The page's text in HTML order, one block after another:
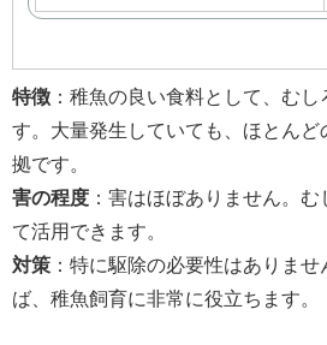
特徴 ：稚魚の良い食料として、む
す。大量発生していても、ほとんど
拠です。
害の程度 ：害はほぼありません。む
て活用できます。
対策 ：特に駆除の必要性はありま
ば、稚魚飼育に非常に役立ちます。